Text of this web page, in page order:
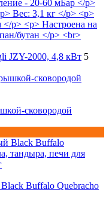
JZY-2000, 4,8 кВт 5
сковородой
Buffalo Quebracho